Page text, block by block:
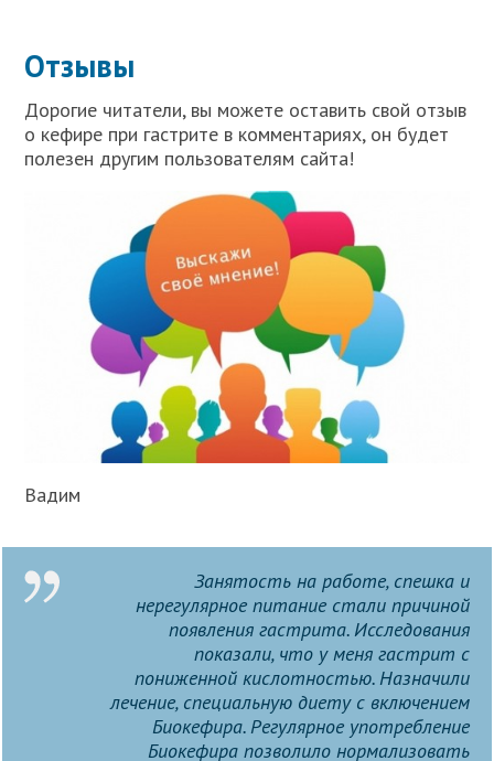
Отзывы
Дорогие читатели, вы можете оставить свой отзыв
о кефире при гастрите в комментариях, он будет
полезен другим пользователям сайта!
Вадим
Занятость на работе, спешка и
нерегулярное питание стали причиной
появления гастрита. Исследования
показали, что у меня гастрит с
пониженной кислотностью. Назначили
лечение, специальную диету с включением
Биокефира. Регулярное употребление
Биокефира позволило нормализовать